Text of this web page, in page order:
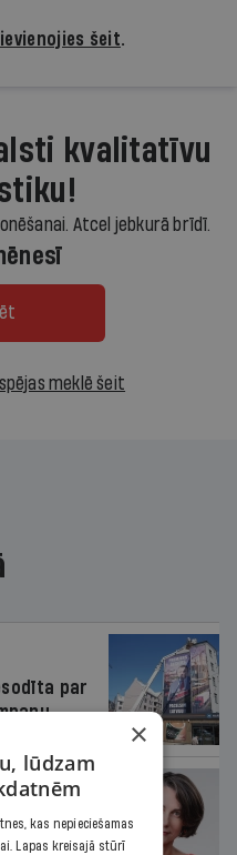
šeit.
kvalitatīvu
Atcel jebkurā brīdī.
meklē šeit
par
×
lūdzam
kas nepieciešamas
Lapas kreisajā stūrī